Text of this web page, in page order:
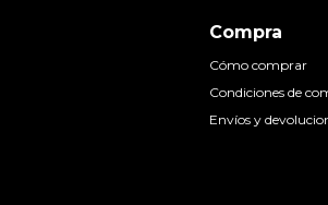
Compra
Cómo comprar
Condiciones de
Envíos y